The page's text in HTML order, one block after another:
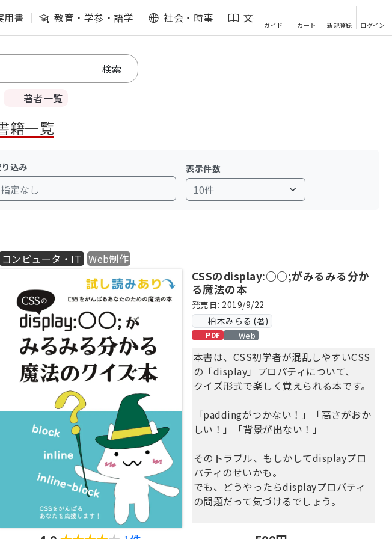
用書 教育・学参・語学 社会・時事 文芸・エッセイ
ガイド カート 新規登録 ログイン
著者一覧
籍一覧
込み
指定なし
表示件数
コンピュータ・IT Web制作
CSSのdisplay:○○;がみるみる分か
る魔法の本
発売日: 2019/9/22
柏木みらる (著)
PDF Web
本書は、CSS初学者が混乱しやすいCSS
の「display」プロパティについて、
クイズ形式で楽しく覚えられる本です。
「paddingがつかない！」「高さがおか
しい！」「背景が出ない！」
そのトラブル、もしかしてdisplayプロ
パティのせいかも。
でも、どうやったらdisplayプロパティ
の問題だって気づけるでしょう。